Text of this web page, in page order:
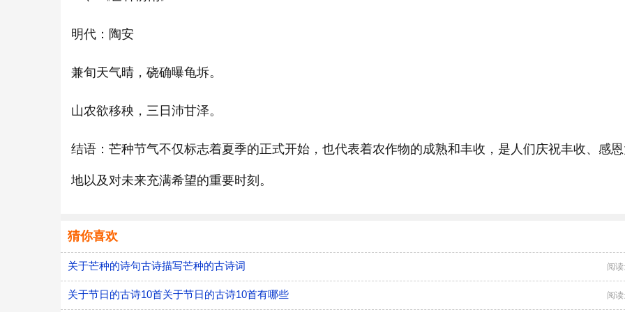
明代：陶安
兼旬天气晴，硗确曝龟坼。
山农欲移秧，三日沛甘泽。
结语：芒种节气不仅标志着夏季的正式开始，也代表着农作物的成熟和丰收，是人们庆祝丰收、感
地以及对未来充满希望的重要时刻。
猜你喜欢
关于芒种的诗句古诗描写芒种的古诗词 阅
关于节日的古诗10首关于节日的古诗10首有哪些 阅